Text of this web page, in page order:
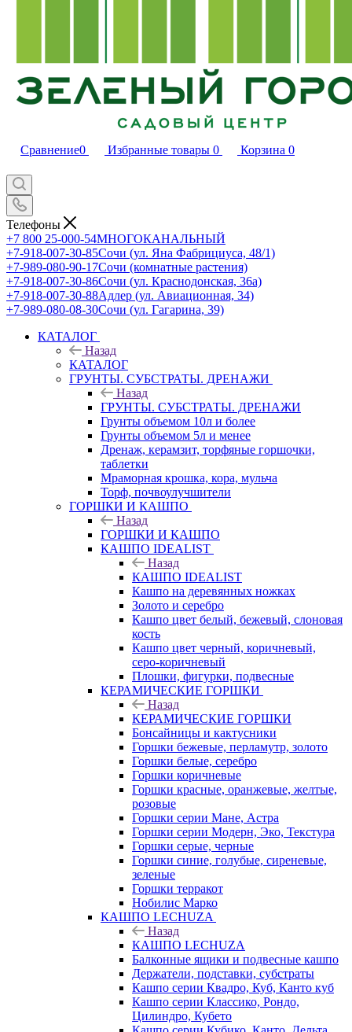
Сравнение0 Избранные товары 0 Корзина 0
Телефоны
+7 800 25-000-54МНОГОКАНАЛЬНЫЙ
+7-918-007-30-85Сочи (ул. Яна Фабрициуса, 48/1)
+7-989-080-90-17Сочи (комнатные растения)
+7-918-007-30-86Сочи (ул. Краснодонская, 36а)
+7-918-007-30-88Адлер (ул. Авиационная, 34)
+7-989-080-08-30Сочи (ул. Гагарина, 39)
КАТАЛОГ
Назад
КАТАЛОГ
ГРУНТЫ. СУБСТРАТЫ. ДРЕНАЖИ
Назад
ГРУНТЫ. СУБСТРАТЫ. ДРЕНАЖИ
Грунты объемом 10л и более
Грунты объемом 5л и менее
Дренаж, керамзит, торфяные горшочки,
таблетки
Мраморная крошка, кора, мульча
Торф, почвоулучшители
ГОРШКИ И КАШПО
Назад
ГОРШКИ И КАШПО
КАШПО IDEALIST
Назад
КАШПО IDEALIST
Кашпо на деревянных ножках
Золото и серебро
Кашпо цвет белый, бежевый, слоновая
кость
Кашпо цвет черный, коричневый,
серо-коричневый
Плошки, фигурки, подвесные
КЕРАМИЧЕСКИЕ ГОРШКИ
Назад
КЕРАМИЧЕСКИЕ ГОРШКИ
Бонсайницы и кактусники
Горшки бежевые, перламутр, золото
Горшки белые, серебро
Горшки коричневые
Горшки красные, оранжевые, желтые,
розовые
Горшки серии Мане, Астра
Горшки серии Модерн, Эко, Текстура
Горшки серые, черные
Горшки синие, голубые, сиреневые,
зеленые
Горшки терракот
Нобилис Марко
КАШПО LECHUZA
Назад
КАШПО LECHUZA
Балконные ящики и подвесные кашпо
Держатели, подставки, субстраты
Кашпо серии Квадро, Куб, Канто куб
Кашпо серии Классико, Рондо,
Цилиндро, Кубето